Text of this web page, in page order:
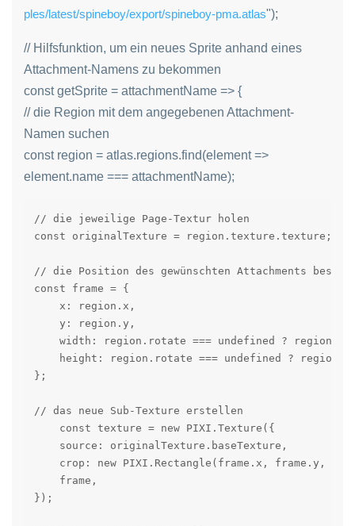
ples/latest/spineboy/export/spineboy-pma.atlas");
// Hilfsfunktion, um ein neues Sprite anhand eines
Attachment-Namens zu bekommen
const getSprite = attachmentName => {
// die Region mit dem angegebenen Attachment-
Namen suchen
const region = atlas.regions.find(element =>
element.name === attachmentName);
// die jeweilige Page-Textur holen
const originalTexture = region.texture.texture;
// die Position des gewünschten Attachments
const frame = {
    x: region.x,
    y: region.y,
width: region.rotate === undefined ?
height: region.rotate === undefined ?
};
// das neue Sub-Texture erstellen
    const texture = new PIXI.Texture({
    source: originalTexture.baseTexture,
crop: new PIXI.Rectangle(frame.x, frame.y,
    frame,
});